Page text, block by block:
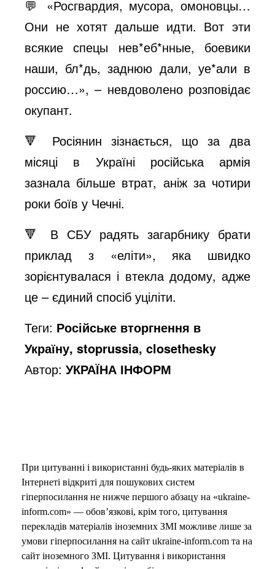
e
o
💬 «Росгвардия, мусора, омоновцы…
Они не хотят дальше идти. Вот эти
всякие спецы нев*еб*нные, боевики
наши, бл*дь, заднюю дали, уе*али в
россию…», – невдоволено розповідає
окупант.
🔻 Росіянин зізнається, що за два
місяці в Україні російська армія
зазнала більше втрат, аніж за чотири
роки боїв у Чечні.
🔻 В СБУ радять загарбнику брати
приклад з «еліти», яка швидко
зорієнтувалася і втекла додому, адже
це – єдиний спосіб уціліти.
Теги: Російське вторгнення в
Україну, stoprussia, closethesky
Автор:УКРАЇНА ІНФОРМ
При цитуванні і використанні будь-яких матеріалів в
Інтернеті відкриті для пошукових систем
гіперпосилання не нижче першого абзацу на «ukraine-
inform.com» — обов’язкові, крім того, цитування
перекладів матеріалів іноземних ЗМІ можливе лише за
умови гіперпосилання на сайт ukraine-inform.com та на
сайт іноземного ЗМІ. Цитування і використання